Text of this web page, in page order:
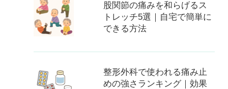
股関節の痛みを和らげるス
トレッチ5選｜自宅で簡単に
できる方法
整形外科で使われる痛み止
めの強さランキング｜効果